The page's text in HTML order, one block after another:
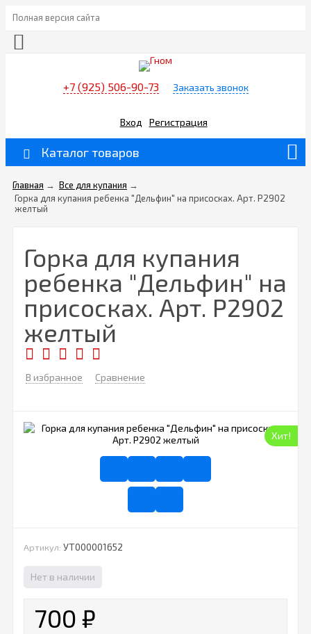
Полная версия сайта
+7 (925) 506-90-73 Заказать звонок
Вход Регистрация
Каталог товаров
Главная → Все для купания →
Горка для купания ребенка "Дельфин" на присосках. Арт. Р2902
желтый
Горка для купания
ребенка "Дельфин" на
присосках. Арт. Р2902
желтый
В избранное Сравнение
Хит!
Артикул: УТ000001652
Нет в наличии
700 ₽